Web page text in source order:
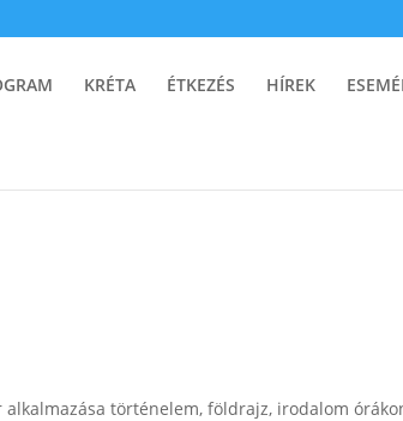
KRÉTA ÉTKEZÉS HÍREK
történelem, földrajz, irodalom